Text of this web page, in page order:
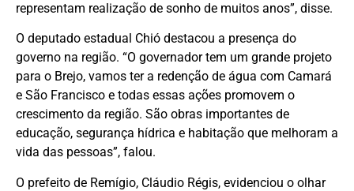
representam realização de sonho de muitos anos”, disse.
O deputado estadual Chió destacou a presença do
governo na região. “O governador tem um grande projeto
para o Brejo, vamos ter a redenção de água com Camará
e São Francisco e todas essas ações promovem o
crescimento da região. São obras importantes de
educação, segurança hídrica e habitação que melhoram a
vida das pessoas”, falou.
O prefeito de Remígio, Cláudio Régis, evidenciou o olhar